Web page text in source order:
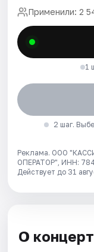
Применили: 2
1
2 шаг.
Реклама. ООО
ОПЕРАТОР", ИНН:
Действует до 31
О